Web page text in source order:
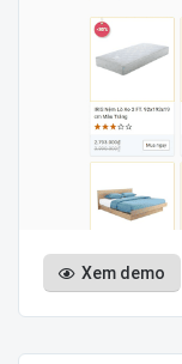
Xem demo